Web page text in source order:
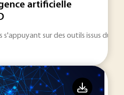
artificielle
s'appuyant sur des outils issus du